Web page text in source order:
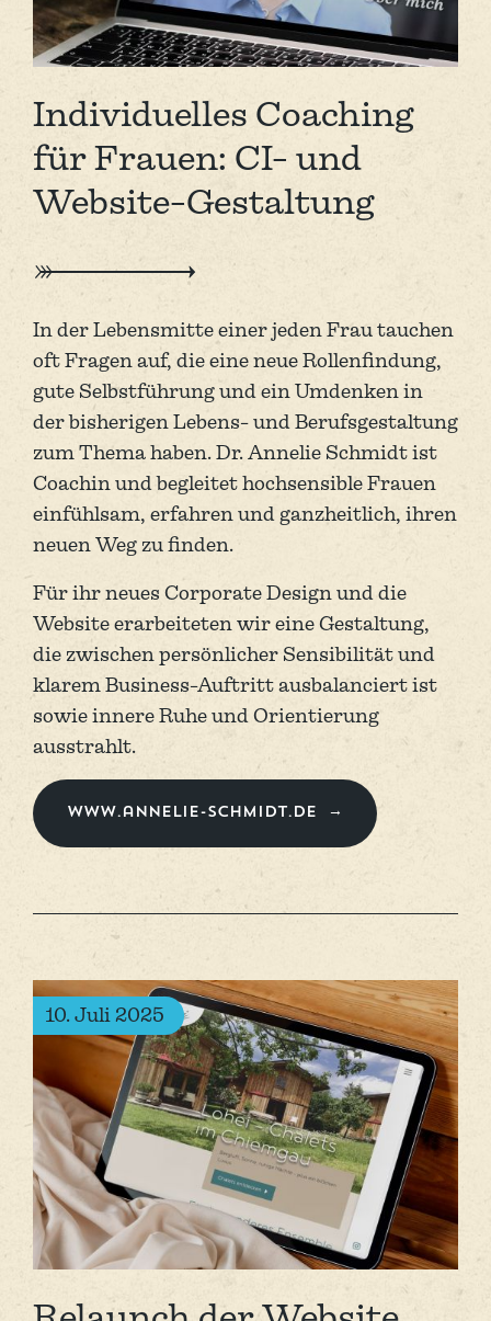
Individuelles Coaching
für Frauen: CI- und
Website-Gestaltung
In der Lebens­mitte einer jeden Frau tauchen
oft Fragen auf, die eine neue Rollen­findung,
gute Selbst­führung und ein Umdenken in
der bishe­rigen Lebens- und Berufs­gestaltung
zum Thema haben. Dr. Annelie Schmidt ist
Coachin und begleitet hoch­sensible Frauen
einfühl­sam, erfahren und ganz­heitlich, ihren
neuen Weg zu finden.
Für ihr neues Corporate Design und die
Website erarbeiteten wir eine Gestal­tung,
die zwischen persönlicher Sensi­bilität und
klarem Business-Auftritt ausbalanciert ist
sowie innere Ruhe und Orien­tierung
ausstrahlt.
www.annelie-schmidt.de
10. Juli 2025